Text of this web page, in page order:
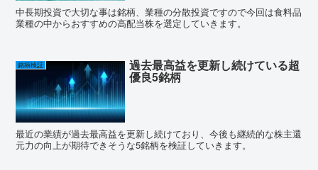
中長期投資で大切な事は銘柄、業種の分散投資ですので今回は食料品
業種の中からおすすめの高配当株を選定していきます。
銘柄検証 過去最高益を更新し続けている超
優良5銘柄
最近の業績が過去最高益を更新し続けており、今後も継続的な株主還
元力の向上が期待できそうな5銘柄を検証していきます。